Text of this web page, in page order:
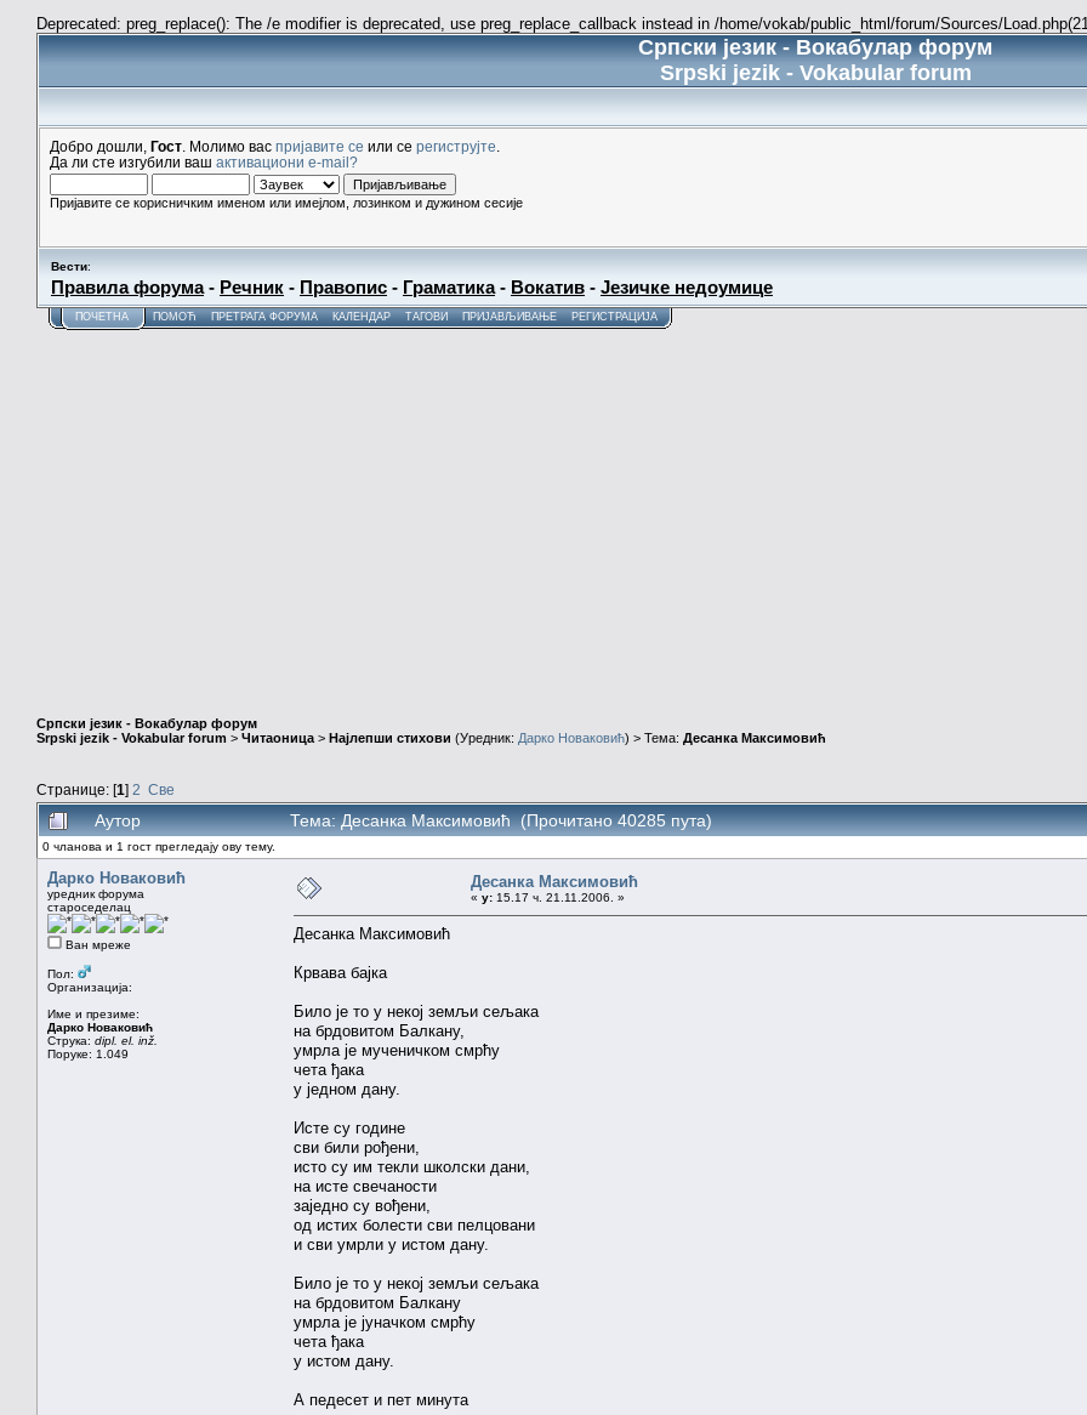
Deprecated: preg_replace(): The /e modifier is deprecated, use preg_replace_callback instead in /home/vokab/public_html/forum/Sources/
Српски језик - Вокабулар форум
Srpski jezik - Vokabular forum
Добро дошли, Гост . Молимо вас пријавите се или се региструјте
Да ли сте изгубили ваш активациони e-mail?
Пријавите се корисничким именом или имејлом, лозинком и дужином сесије
Вести:
Правила форума- Речник - Правопис - Граматика- Вокатив - Језичке недоумице
ПОЧЕТНА ПОМОЋ ПРЕТРАГА ФОРУМА КАЛЕНДАР ТАГОВИ ПРИЈАВЉИВАЊЕ РЕГИСТРАЦИЈА
Српски језик - Вокабулар форум
Srpski jezik - Vokabular forum > Читаоница > Најлепши стихови (Уредник: Дарко Новаковић) > Тема: Десанка Максимовић
Странице: [1] 2 Све
Аутор Тема: Десанка Максимовић (Прочитано 40285 пута)
0 чланова и 1 гост прегледају ову тему.
Дарко Новаковић
уредник форума
староседелац
Ван мреже
Пол:
Организација:
Име и презиме:
Дарко Новаковић
Струка: dipl. el. inž.
Поруке: 1.049
Десанка Максимовић
« у: 15.17 ч. 21.11.2006. »
Десанка Максимовић
Крвава бајка
Било је то у некој земљи сељака
на брдовитом Балкану,
умрла је мученичком смрћу
чета ђака
у једном дану.
Исте су године
сви били рођени,
исто су им текли школски дани,
на исте свечаности
заједно су вођени,
од истих болести сви пелцовани
и сви умрли у истом дану.
Било је то у некој земљи сељака
на брдовитом Балкану
умрла је јуначком смрћу
чета ђака
у истом дану.
А педесет и пет минута